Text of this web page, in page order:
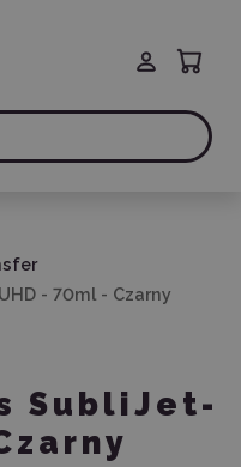
- 70ml - Czarny
SubliJet-